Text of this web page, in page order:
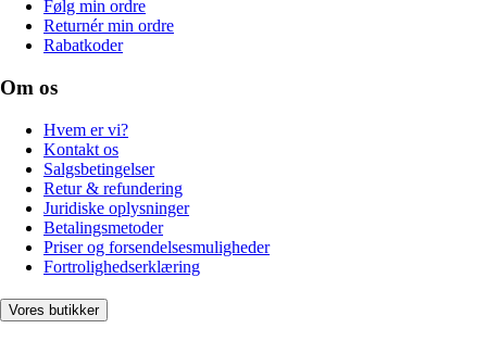
Følg min ordre
Returnér min ordre
Rabatkoder
Om os
Hvem er vi?
Kontakt os
Salgsbetingelser
Retur & refundering
Juridiske oplysninger
Betalingsmetoder
Priser og forsendelsesmuligheder
Fortrolighedserklæring
Vores butikker